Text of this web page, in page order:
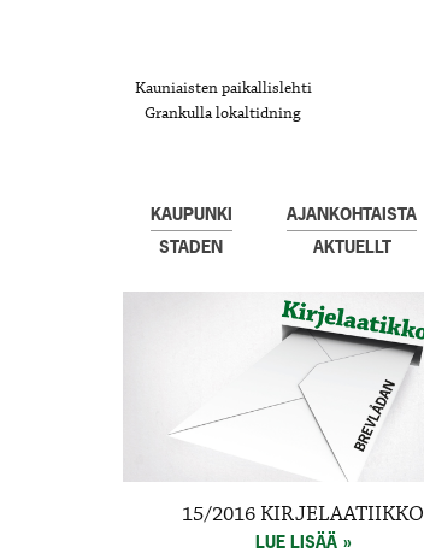
Kauniaisten paikallislehti
Grankulla lokaltidning
KAUPUNKI
STADEN
AJANKOHTAISTA
AKTUELLT
15/2016 KIRJELAATIIKKO
LUE LISÄÄ